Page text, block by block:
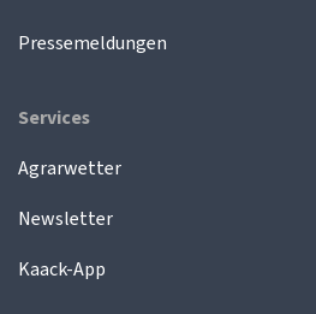
Pressemeldungen
Services
Agrarwetter
Newsletter
Kaack-App